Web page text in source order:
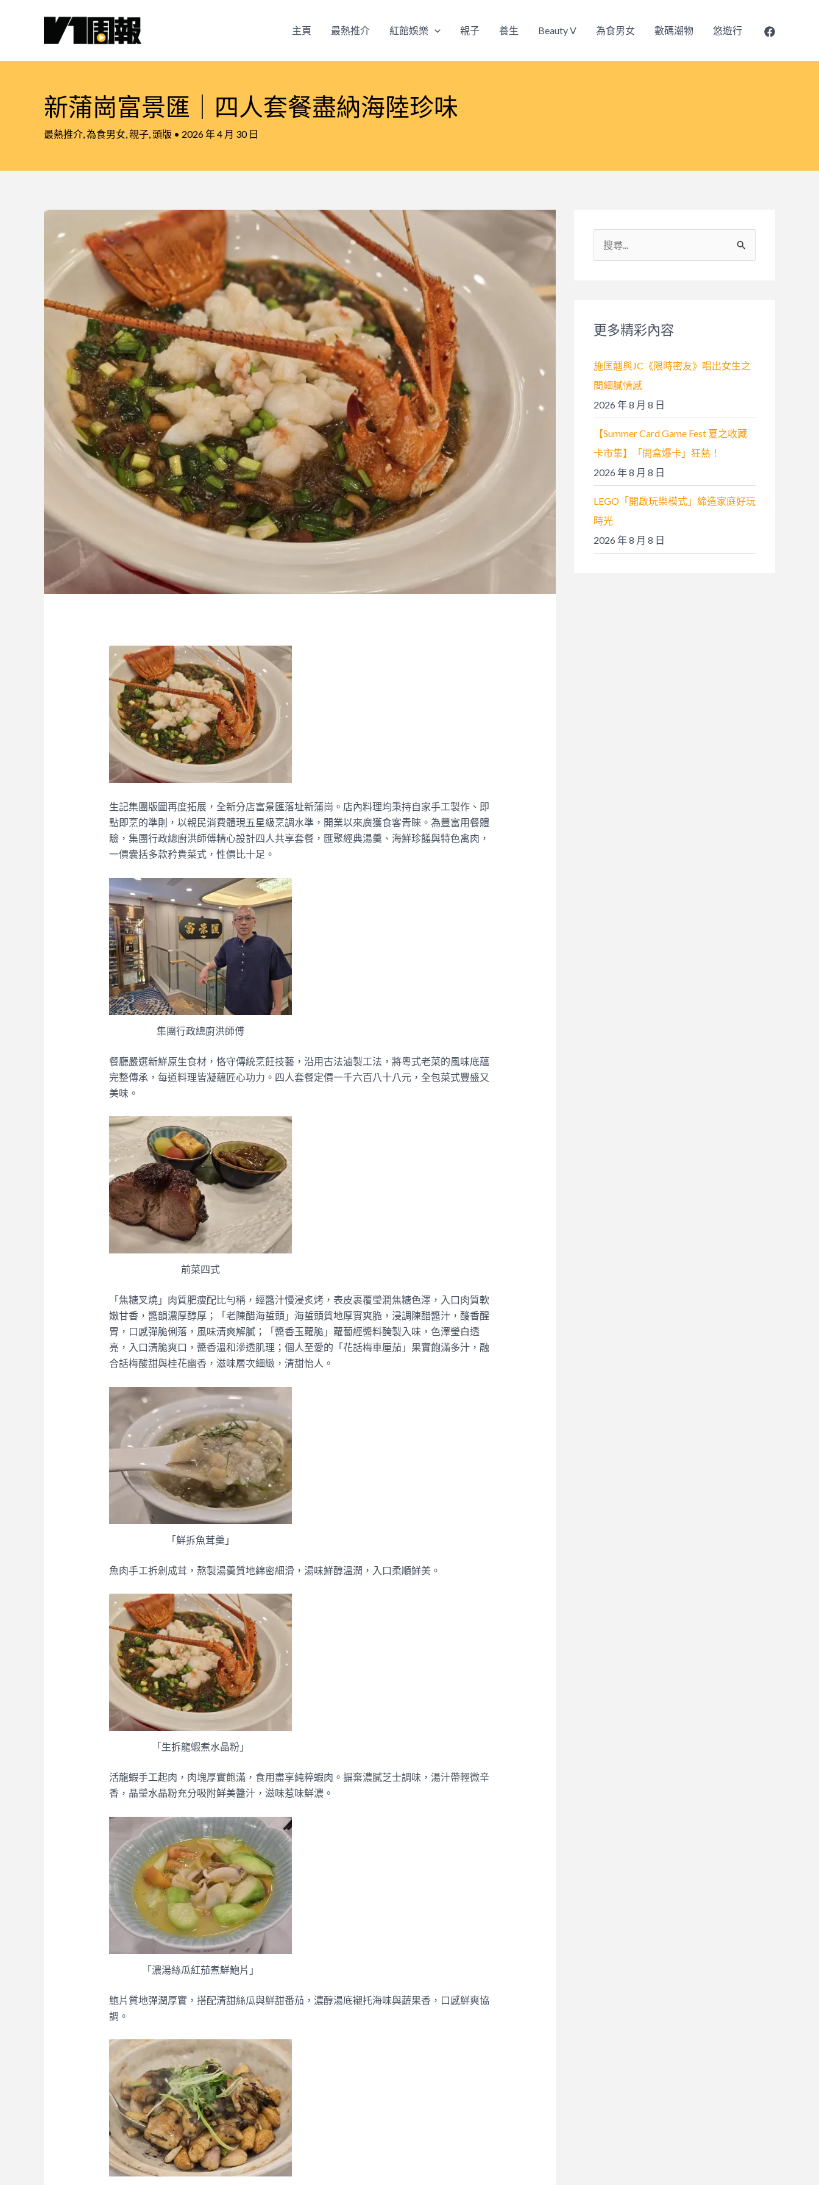
主頁 最熱推介 紅館娛樂 親子 養生 Beauty V 為食男女 數碼潮物 悠遊行
新蒲崗富景匯｜四人套餐盡納海陸珍味
最熱推介 為食男女 親子 頭版 • 2026 年 4 月 30 日
生記集團版圖再度拓展，全新分店富景匯落址新蒲崗。店內料理均秉持自家手工製作、即
點即烹的準則，以親民消費體現五星級烹調水準，開業以來廣獲食客青睞。為豐富用餐體
驗，集團行政總廚洪師傅精心設計四人共享套餐，匯聚經典湯羹、海鮮珍饈與特色禽肉，
一價囊括多款矜貴菜式，性價比十足。
集團行政總廚洪師傅
餐廳嚴選新鮮原生食材，恪守傳統烹飪技藝，沿用古法滷製工法，將粵式老菜的風味底蘊
完整傳承，每道料理皆凝蘊匠心功力。四人套餐定價一千六百八十八元，全包菜式豐盛又
美味。
前菜四式
「焦糖叉燒」肉質肥瘦配比勻稱，經醬汁慢浸炙烤，表皮裹覆瑩潤焦糖色澤，入口肉質軟
嫩甘香，醬韻濃厚醇厚；「老陳醋海蜇頭」海蜇頭質地厚實爽脆，浸調陳醋醬汁，酸香醒
胃，口感彈脆俐落，風味清爽解膩；「醬香玉蘿脆」蘿蔔經醬料醃製入味，色澤瑩白透
亮，入口清脆爽口，醬香溫和滲透肌理；個人至愛的「花話梅車厘茄」果實飽滿多汁，融
合話梅酸甜與桂花幽香，滋味層次細緻，清甜怡人。
「鮮拆魚茸羹」
魚肉手工拆剁成茸，熬製湯羹質地綿密細滑，湯味鮮醇溫潤，入口柔順鮮美。
「生拆龍蝦煮水晶粉」
活龍蝦手工起肉，肉塊厚實飽滿，食用盡享純粹蝦肉。摒棄濃膩芝士調味，湯汁帶輕微辛
香，晶瑩水晶粉充分吸附鮮美醬汁，滋味惹味鮮濃。
「濃湯絲瓜紅茄煮鮮鮑片」
鮑片質地彈潤厚實，搭配清甜絲瓜與鮮甜番茄，濃醇湯底襯托海味與蔬果香，口感鮮爽協
調。
尋
:更多精彩內容
施匡翹與JC《限時密友》唱出女生之
間細膩情感
2026 年 8 月 8 日
【Summer Card Game Fest 夏之收藏
卡市集】「開盒爆卡」狂熱！
2026 年 8 月 8 日
LEGO「開啟玩樂模式」締造家庭好玩
時光
2026 年 8 月 8 日